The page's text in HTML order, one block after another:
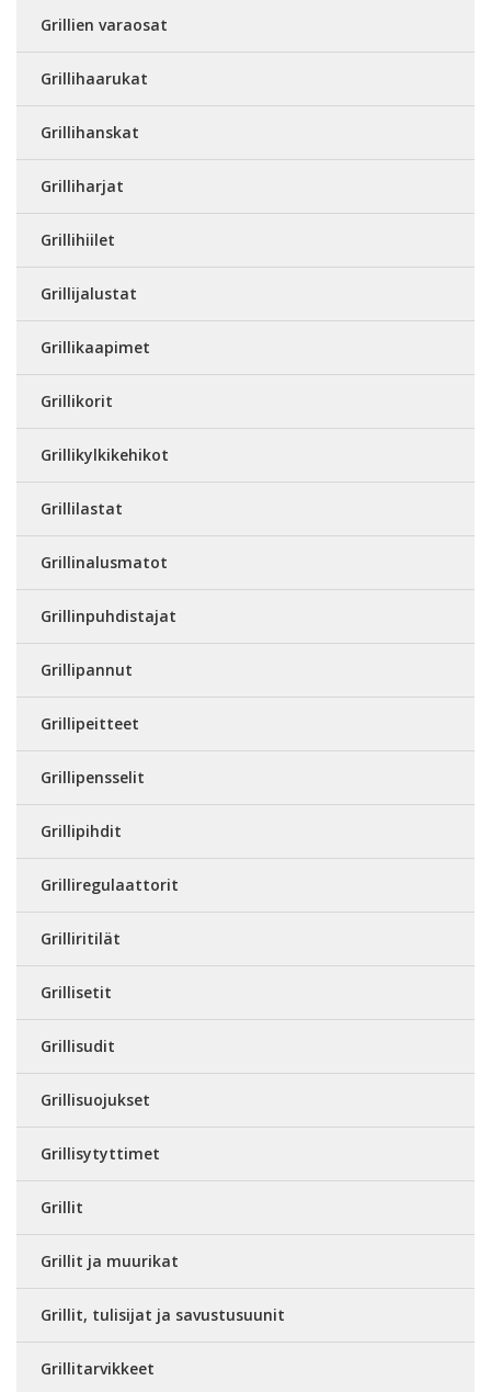
Grillien varaosat
Grillihaarukat
Grillihanskat
Grilliharjat
Grillihiilet
Grillijalustat
Grillikaapimet
Grillikorit
Grillikylkikehikot
Grillilastat
Grillinalusmatot
Grillinpuhdistajat
Grillipannut
Grillipeitteet
Grillipensselit
Grillipihdit
Grilliregulaattorit
Grilliritilät
Grillisetit
Grillisudit
Grillisuojukset
Grillisytyttimet
Grillit
Grillit ja muurikat
Grillit, tulisijat ja savustusuunit
Grillitarvikkeet